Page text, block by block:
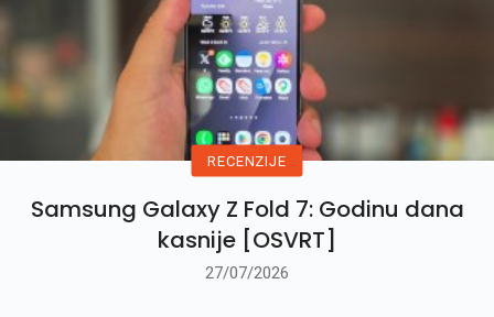
RECENZIJE
Samsung Galaxy Z Fold 7: Godinu dana
kasnije [OSVRT]
27/07/2026